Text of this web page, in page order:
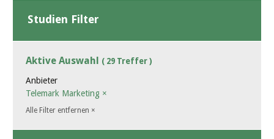
Studien Filter
Aktive Auswahl ( 29 Treffer )
Anbieter
Telemark Marketing ×
Alle Filter entfernen ×